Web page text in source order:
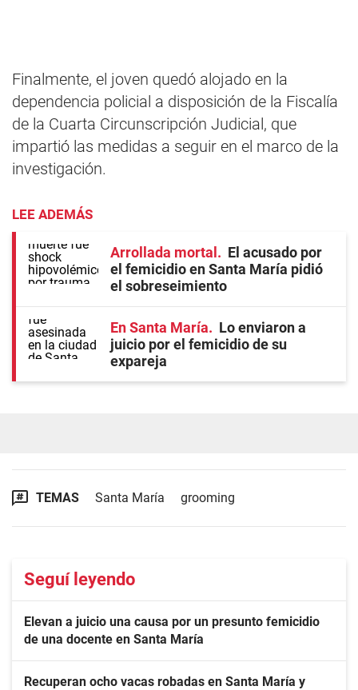
Finalmente, el joven quedó alojado en la
dependencia policial a disposición de la Fiscalía
de la Cuarta Circunscripción Judicial, que
impartió las medidas a seguir en el marco de la
investigación.
LEE ADEMÁS
Arrollada mortal
El acusado por
el femicidio en Santa María pidió
el sobreseimiento
En Santa María
Lo enviaron a
juicio por el femicidio de su
expareja
TEMAS Santa María grooming
Seguí leyendo
Elevan a juicio una causa por un presunto femicidio
de una docente en Santa María
Recuperan ocho vacas robadas en Santa María y